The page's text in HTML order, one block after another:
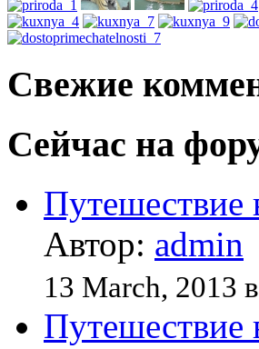
Свежие
Сейчас на
Путешествие
Автор: admin
13 March, 2013
Путешествие